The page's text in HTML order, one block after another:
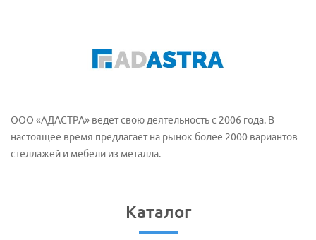
ООО «АДАСТРА» ведет свою деятельность с 2006 года. В
настоящее время предлагает на рынок более 2000 вариантов
стеллажей и мебели из металла.
Каталог